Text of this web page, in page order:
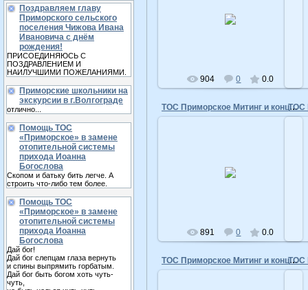
Поздравляем главу
Приморского сельского
поселения Чижова Ивана
Ивановича с днём
рождения!
ПРИСОЕДИНЯЮСЬ С
ПОЗДРАВЛЕНИЕМ И
НАИЛУЧШИМИ ПОЖЕЛАНИЯМИ.
Приморские школьники на
экскурсии в г.Волгограде
отлично...
Помощь ТОС
«Приморское» в замене
отопительной системы
прихода Иоанна
Богослова
Скопом и батьку бить легче. А
строить что-либо тем более.
Помощь ТОС
«Приморское» в замене
отопительной системы
прихода Иоанна
Богослова
Дай бог!
Дай бог слепцам глаза вернуть
и спины выпрямить горбатым.
Дай бог быть богом хоть чуть-
чуть,
904 0 0.0
ТОС Приморское Митинг и концерт 9 мая 2015 год
891 0 0.0
ТОС Приморское Митинг и концерт 9 мая 2015 год